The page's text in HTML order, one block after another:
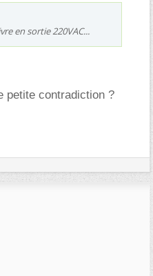
en sortie 220VAC...
petite contradiction ?